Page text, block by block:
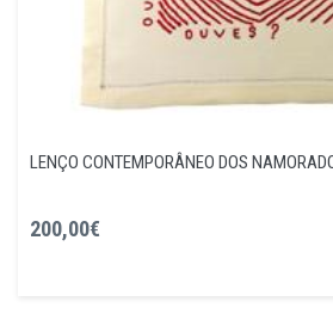
LENÇO CONTEMPORÂNEO DOS
200,00€